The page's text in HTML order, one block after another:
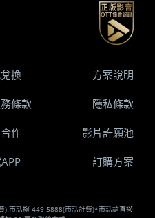
) 市話撥 449-5888(市話計費)*市話請直撥
換 方案說明
條款 隱私條款
作 影片許願池
訂購方案